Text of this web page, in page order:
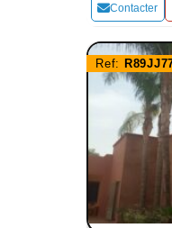
Contacter
Ref: